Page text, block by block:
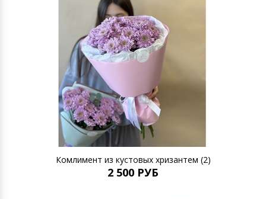
Комлимент из кустовых хризантем (2)
2 500 РУБ